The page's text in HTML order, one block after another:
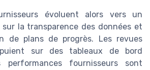
évoluent alors vers un
la transparence des données et
de plans de progrès. Les revues
sur des tableaux de bord
performances fournisseurs sont